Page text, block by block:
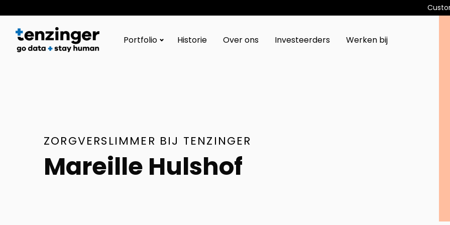
Portfolio Historie Over ons Investeerders Werken bij
ZORGVERSLIMMER BIJ TENZINGER
Mareille Hulshof